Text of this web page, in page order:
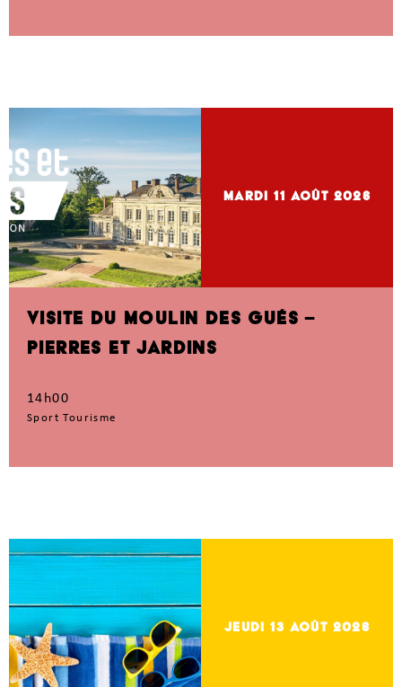
mardi 11 Août 2026
VISITE DU MOULIN DES GUÉS –
PIERRES ET JARDINS
14h00
Sport Tourisme
jeudi 13 Août 2026